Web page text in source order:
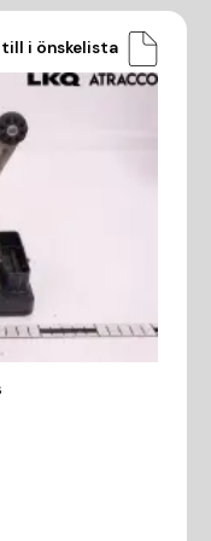
till i önskelista